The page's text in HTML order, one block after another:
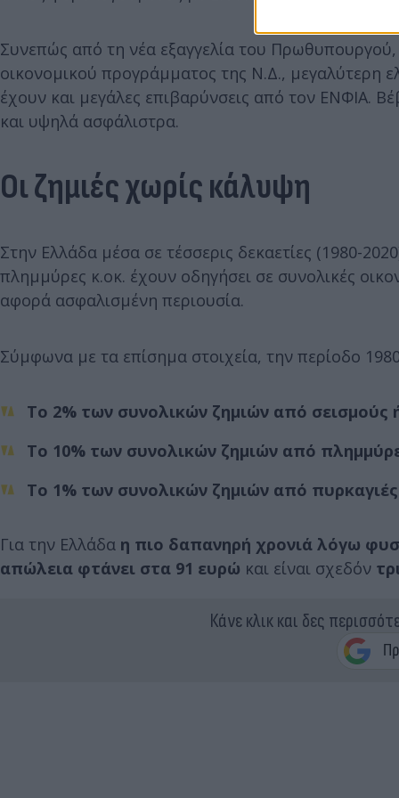
Συνεπώς από τη νέα εξαγγελία του
οικονομικού προγράμματος της Ν.Δ., μεγαλύτερη
έχουν και μεγάλες επιβαρύνσεις από τον ΕΝΦΙΑ.
και υψηλά ασφάλιστρα.
Οι ζημιές χωρίς κάλυψη
Στην Ελλάδα μέσα σε τέσσερις δεκαετίες (1980-
πλημμύρες κ.οκ. έχουν οδηγήσει σε συνολικές
αφορά ασφαλισμένη περιουσία.
Σύμφωνα με τα επίσημα στοιχεία, την περίοδο
Το 2% των συνολικών ζημιών από σεισμούς
Το 10% των συνολικών ζημιών από
Το 1% των συνολικών ζημιών από
Για την Ελλάδα η πιο δαπανηρή χρονιά λόγω
απώλεια φτάνει στα 91 ευρώ και είναι σχεδόν
Κάνε κλικ και δες